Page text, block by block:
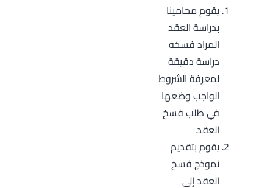
يقوم محامينا
بدراسة العقد
المراد فسخه
دراسة دقيقة
لمعرفة الشروط
الواجب وضعها
في طلب فسخ
العقد.
يقوم بتقديم
نموذج فسخ
العقد إلى